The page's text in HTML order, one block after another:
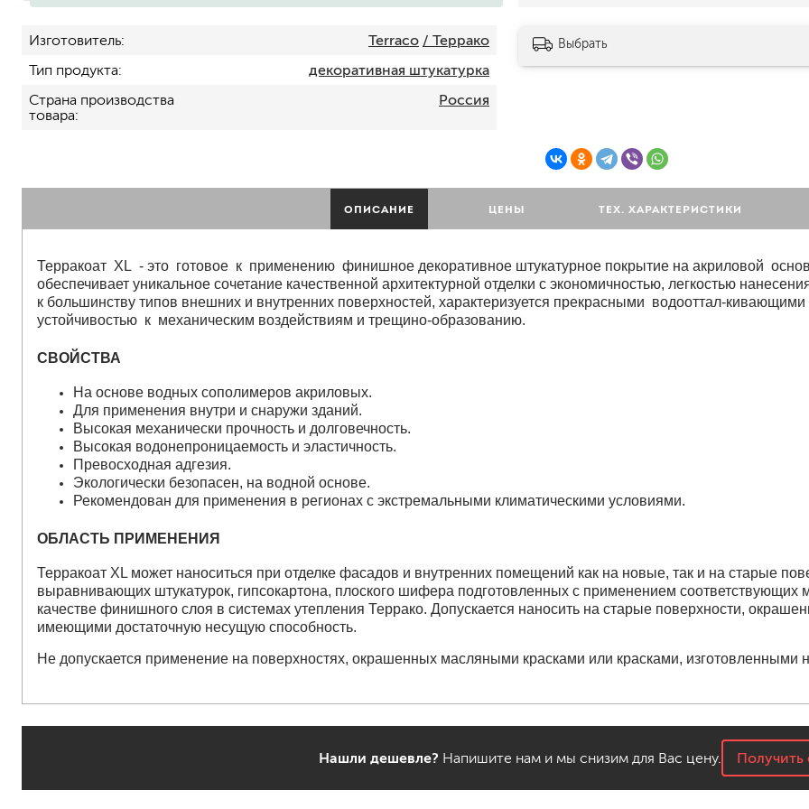
кельмы
для радиаторов, батарей
грифельные
магнитные
пожаробезопасные краски
для дерева
растворители, уайт-спирит, ацетон
преобразователи ржавчины
удалители краски
смывка для эпоксидной затирки
очиститель силикона
удалитель наклеек
гидроизоляция
Клей для плитки
наливные полы, ровнители
добавки в растворы
штукатурки
для комплексной уборки помещений
для кухни
для ванной комнаты
для стекол и зеркал
для ароматизации и нейтрализации
Изготовитель Terraco / Террако
Тип продукта
декоративная штукатурка
Страна производства
товара
Россия
Выбрать
ОПИСАНИЕ ЦЕНЫ ТЕХ. ХАРАКТЕРИСТИКИ
Терракоат XL - это готовое к применению финишное декоративное штукатурное покрытие на акриловой
обеспечивает уникальное сочетание качественной архитектурной отделки с экономичностью, легкостью
к большинству типов внешних и внутренних поверхностей, характеризуется прекрасными водооттал-
устойчивостью к механическим воздействиям и трещино-образованию.
СВОЙСТВА
На основе водных сополимеров акриловых.
Для применения внутри и снаружи зданий.
Высокая механически прочность и долговечность.
Высокая водонепроницаемость и эластичность.
Превосходная адгезия.
Экологически безопасен, на водной основе.
Рекомендован для применения в регионах с экстремальными климатическими условиями.
ОБЛАСТЬ ПРИМЕНЕНИЯ
Терракоат XL может наноситься при отделке фасадов и внутренних помещений как на новые, так и на старые
выравнивающих штукатурок, гипсокартона, плоского шифера подготовленных с применением соответствующих
качестве финишного слоя в системах утепления Террако. Допускается наносить на старые поверхности,
имеющими достаточную несущую способность.
Не допускается применение на поверхностях, окрашенных масляными красками или красками, изготовленными
Нашли дешевле? Напишите нам и мы снизим для Вас цену. Получить